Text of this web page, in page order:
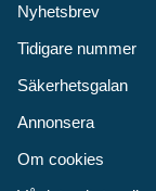
Nyhetsbrev
Tidigare nummer
Säkerhetsgalan
Annonsera
Om cookies